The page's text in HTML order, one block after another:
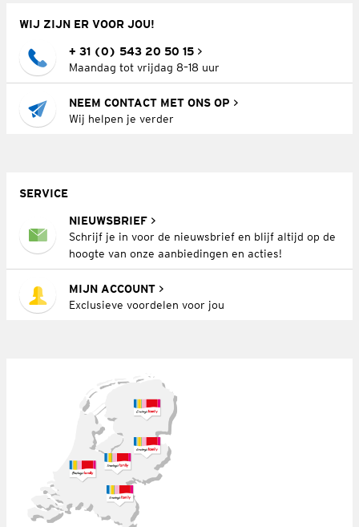
WIJ ZIJN ER VOOR JOU!
+ 31 (0) 543 20 50 15
Maandag tot vrijdag 8–18 uur
NEEM CONTACT MET ONS OP
Wij helpen je verder
SERVICE
NIEUWSBRIEF
Schrijf je in voor de nieuwsbrief en blijf altijd op de
hoogte van onze aanbiedingen en acties!
MIJN ACCOUNT
Exclusieve voordelen voor jou